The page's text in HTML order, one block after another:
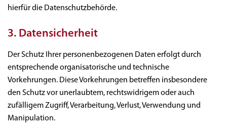
hierfür die Datenschutzbehörde.
3. Datensicherheit
Der Schutz Ihrer personenbezogenen Daten erfolgt durch
entsprechende organisatorische und technische
Vorkehrungen. Diese Vorkehrungen betreffen insbesondere
den Schutz vor unerlaubtem, rechtswidrigem oder auch
zufälligem Zugriff, Verarbeitung, Verlust, Verwendung und
Manipulation.